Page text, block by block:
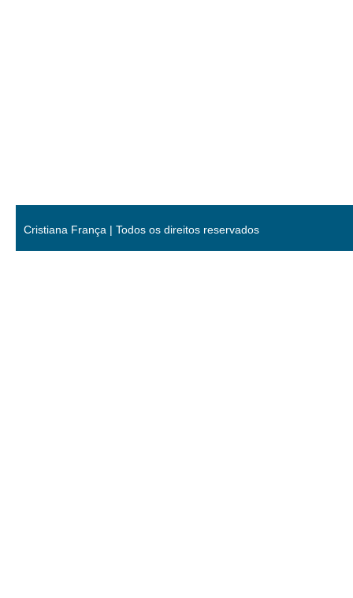
Cristiana França | Todos os direitos reservados